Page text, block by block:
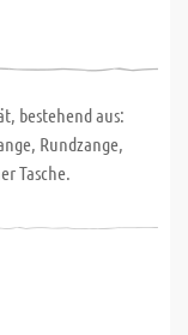
bestehend aus:
Rundzange,
Tasche.